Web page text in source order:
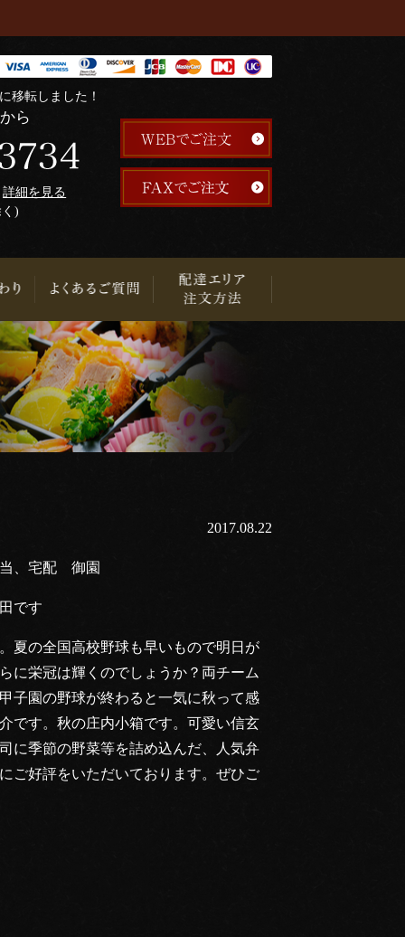
移転しました！
ら
詳細を見る
)
2017.08.22
、宅配 御園
です
夏の全国高校野球も早いもので明日が
に栄冠は輝くのでしょうか？両チーム
子園の野球が終わると一気に秋って感
です。秋の庄内小箱です。可愛い信玄
に季節の野菜等を詰め込んだ、人気弁
ご好評をいただいております。ぜひご